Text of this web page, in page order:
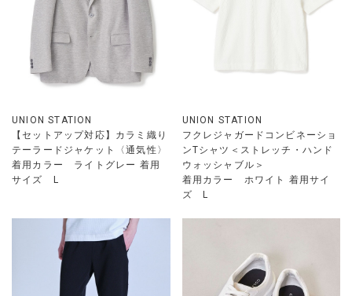
UNION STATION
【セットアップ対応】カラミ織り
テーラードジャケット〈通気性〉
着用カラー ライトグレー 着用
サイズ L
UNION STATION
フクレジャガードコンビネーショ
ンTシャツ＜ストレッチ・ハンド
ウォッシャブル＞
着用カラー ホワイト 着用サイ
ズ L